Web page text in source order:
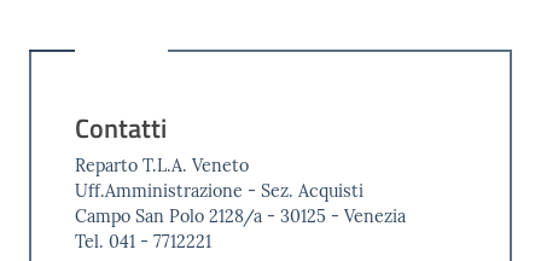
Contatti
Reparto T.L.A. Veneto
Uff.Amministrazione - Sez. Acquisti
Campo San Polo 2128/a - 30125 - Venezia
Tel. 041 - 7712221